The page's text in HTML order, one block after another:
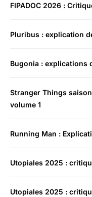
FIPADOC 2026 :
Pluribus : explication
Bugonia : explications
Stranger Things
volume 1
Running Man :
Utopiales 2025 :
Utopiales 2025 :